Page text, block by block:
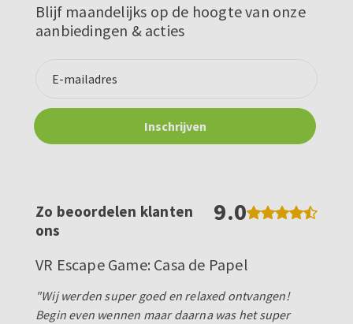
Blijf maandelijks op de hoogte van onze
aanbiedingen & acties
Zo beoordelen klanten
ons
9.0
VR Escape Game: Casa de Papel
"Wij werden super goed en relaxed ontvangen!
Begin even wennen maar daarna was het super